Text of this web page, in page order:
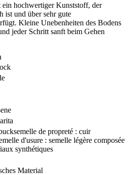
hochwertiger Kunststoff, der
ist und über sehr gute
Kleine Unebenheiten des Bodens
jeder Schritt sanft beim Gehen
de propreté : cuir
d'usure : semelle légère composée
synthétiques
Material